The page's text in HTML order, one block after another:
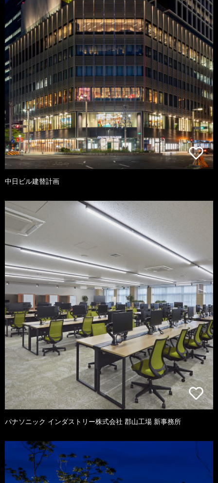
中日ビル建替計画
パナソニック インダストリー株式会社 郡山工場 新事務所